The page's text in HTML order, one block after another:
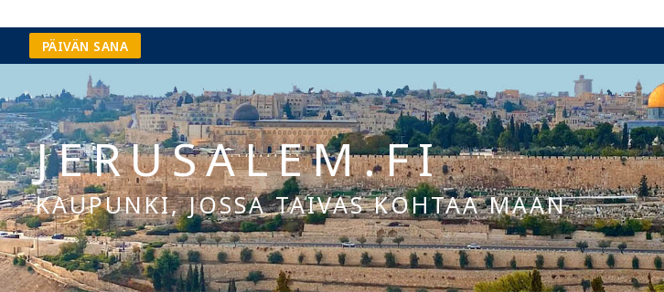
Hyppää
sisältöön
PÄIVÄN SANA
JERUSALEM.FI
KAUPUNKI, JOSSA TAIVAS KOHTAA MAAN